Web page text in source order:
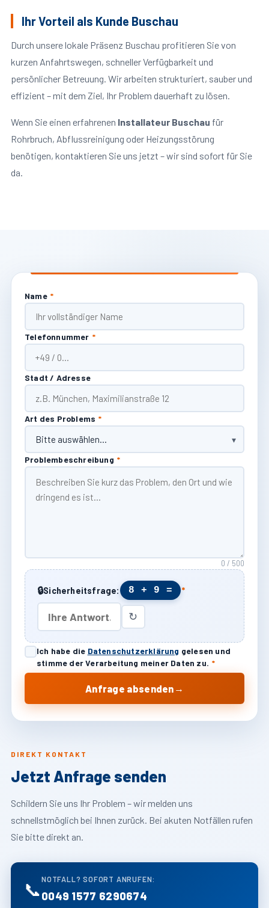
Ihr Vorteil als Kunde Buschau
Durch unsere lokale Präsenz Buschau profitieren Sie von
kurzen Anfahrtswegen, schneller Verfügbarkeit und
persönlicher Betreuung. Wir arbeiten strukturiert, sauber und
effizient – mit dem Ziel, Ihr Problem dauerhaft zu lösen.
Wenn Sie einen erfahrenen Installateur Buschau für
Rohrbruch, Abflussreinigung oder Heizungsstörung
benötigen, kontaktieren Sie uns jetzt – wir sind sofort für Sie
da.
DIREKT KONTAKT
Jetzt Anfrage senden
Schildern Sie uns Ihr Problem – wir melden uns
schnellstmöglich bei Ihnen zurück. Bei akuten Notfällen rufen
Sie bitte direkt an.
📞 NOTFALL? SOFORT ANRUFEN:
0049 1577 6290674
Name *
Telefonnummer *
Stadt / Adresse
Art des Problems *
Problembeschreibung *
0 / 500
🔒Sicherheitsfrage: 8 + 9 = *
↻
Ich habe die Datenschutzerklärung gelesen und
stimme der Verarbeitung meiner Daten zu. *
Anfrage absenden →